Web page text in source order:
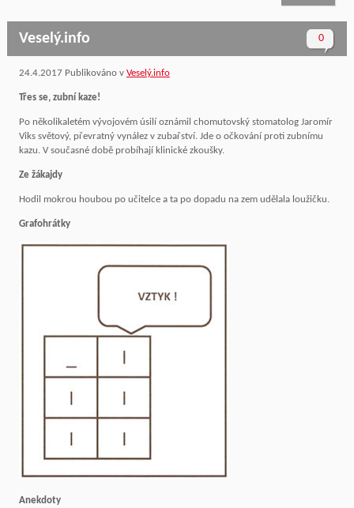
0
Veselý.info
24.4.2017 Publikováno v Veselý.info
Třes se, zubní kaze!
Po několikaletém vývojovém úsilí oznámil chomutovský stomatolog Jaromír
Viks světový, převratný vynález v zubařství. Jde o očkování proti zubnímu
kazu. V současné době probíhají klinické zkoušky.
Ze žákajdy
Hodil mokrou houbou po učitelce a ta po dopadu na zem udělala loužičku.
Grafohrátky
Anekdoty